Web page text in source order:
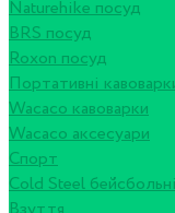
Naturehike посуд
BRS посуд
Roxon посуд
Портативні
Wacaco кавоварки
Wacaco аксесуари
Спорт
Cold Steel